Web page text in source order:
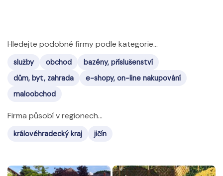
Hledejte podobné firmy podle kategorie...
služby obchod
bazény, příslušenství
dům, byt, zahrada
e-shopy, on-line nakupování
maloobchod
Firma působí v regionech...
královéhradecký kraj jičín